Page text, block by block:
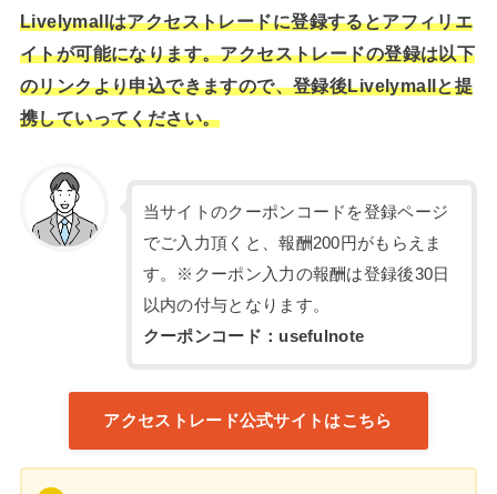
Livelymallはアクセストレードに登録するとアフィリエ
イトが可能になります。アクセストレードの登録は以下
のリンクより申込できますので、登録後Livelymallと提
携していってください。
当サイトのクーポンコードを登録ページ
でご入力頂くと、報酬200円がもらえま
す。※クーポン入力の報酬は登録後30日
以内の付与となります。
クーポンコード：usefulnote
アクセストレード公式サイトはこちら